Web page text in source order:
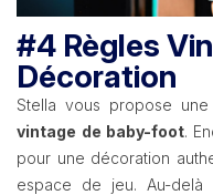
#4 Règles
Décoration
Stella vous propose
vintage de baby-foot.
pour une décoration
espace de jeu. Au-delà